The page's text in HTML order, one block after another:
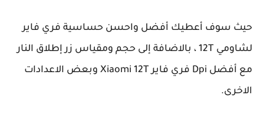
سوف أعطيك أفضل واحسن حساسية فري فاير
لشاومي 12T ، بالاضافة إلى حجم ومقياس زر إطلاق النار
مع أفضل Dpi فري فاير Xiaomi 12T وبعض الاعدادات